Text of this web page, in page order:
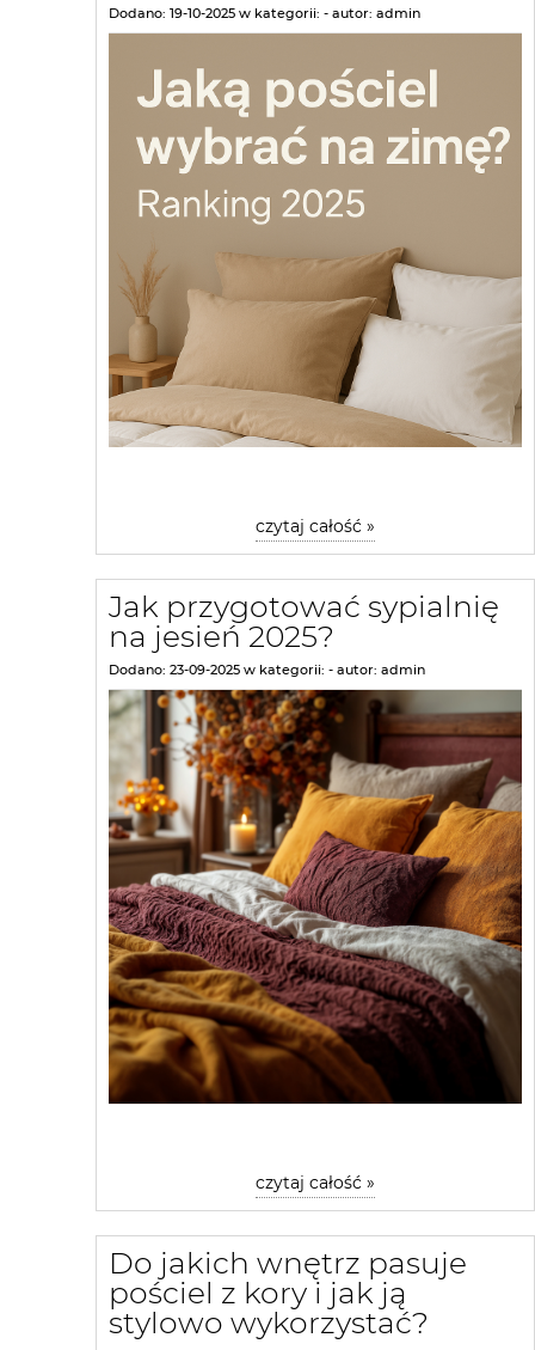
Dodano: 19-10-2025 w kategorii: - autor: admin
czytaj całość »
Jak przygotować sypialnię
na jesień 2025?
Dodano: 23-09-2025 w kategorii: - autor: admin
czytaj całość »
Do jakich wnętrz pasuje
pościel z kory i jak ją
stylowo wykorzystać?